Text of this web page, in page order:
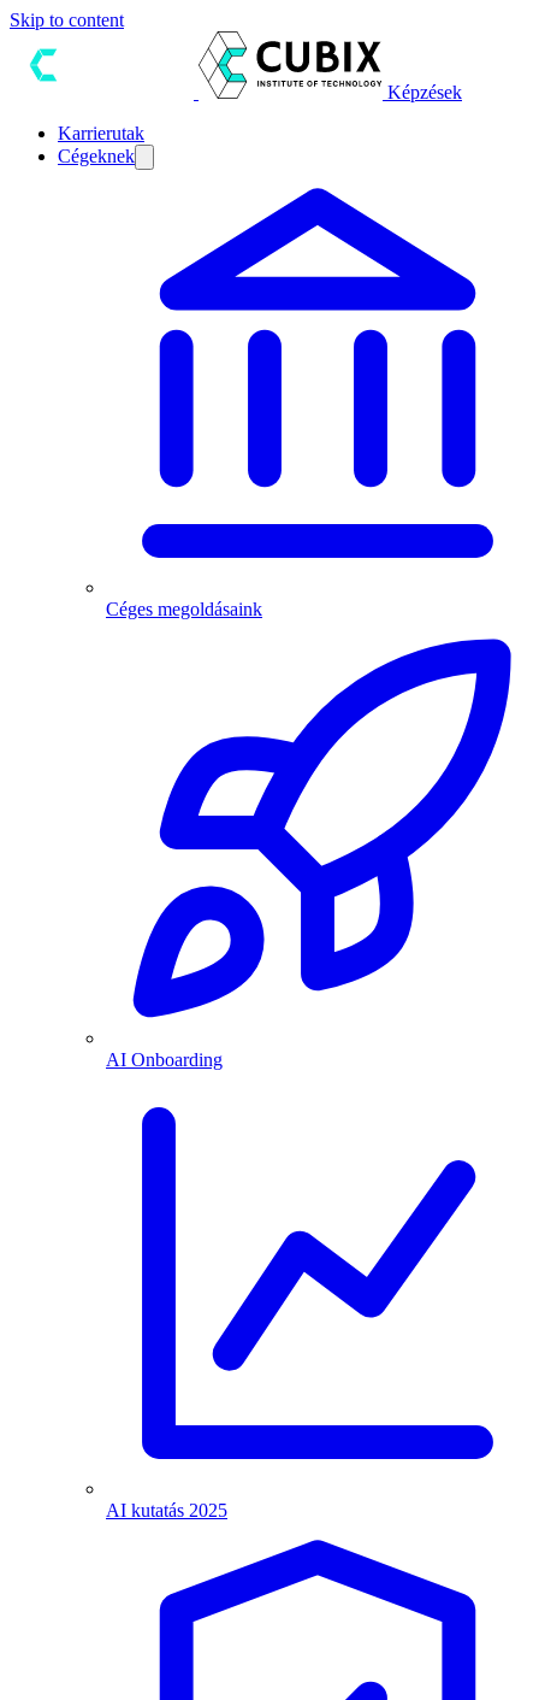
Skip to content
Képzések
Karrierutak
Cégeknek
Céges megoldásaink
AI Onboarding
AI kutatás 2025